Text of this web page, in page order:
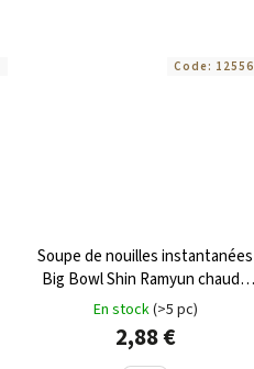
Soupe de nouilles instantanées
Big Bowl Shin Ramyun chaude
114g
En stock(>5 pc)
2,88 €
Code: 12556